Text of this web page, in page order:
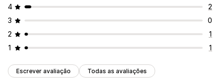
4
2
3
0
2
1
1
1
Escrever avaliação Todas as avaliações